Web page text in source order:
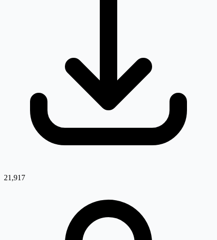
21,917